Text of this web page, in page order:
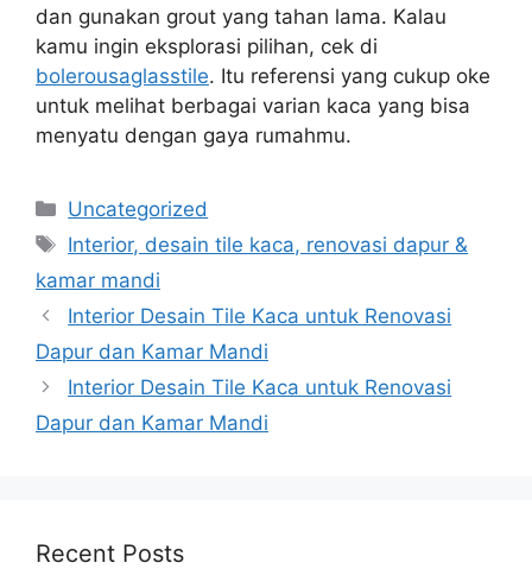
dan gunakan grout yang tahan lama. Kalau
kamu ingin eksplorasi pilihan, cek di
bolerousaglasstile. Itu referensi yang cukup oke
untuk melihat berbagai varian kaca yang bisa
menyatu dengan gaya rumahmu.
Categories
Uncategorized
Tags
Interior, desain tile kaca, renovasi dapur &
kamar mandi
Interior Desain Tile Kaca untuk Renovasi
Dapur dan Kamar Mandi
Interior Desain Tile Kaca untuk Renovasi
Dapur dan Kamar Mandi
Recent Posts